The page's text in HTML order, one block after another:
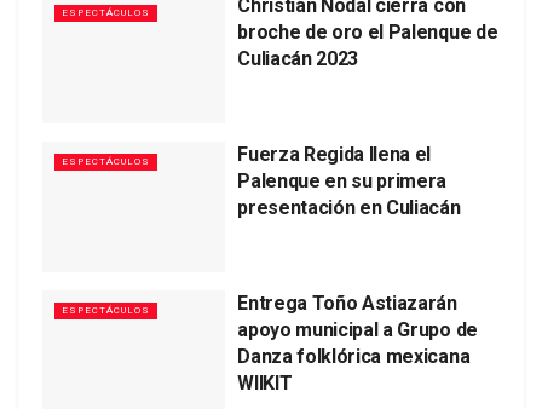
ESPECTÁCULOS
Christian Nodal cierra con
broche de oro el Palenque de
Culiacán 2023
ESPECTÁCULOS
Fuerza Regida llena el
Palenque en su primera
presentación en Culiacán
ESPECTÁCULOS
Entrega Toño Astiazarán
apoyo municipal a Grupo de
Danza folklórica mexicana
WIIKIT